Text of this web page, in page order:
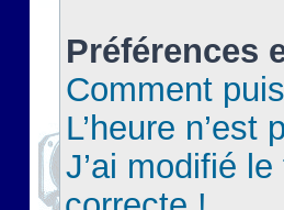
Préférences
Comment
L’heure n’est
J’ai modifié